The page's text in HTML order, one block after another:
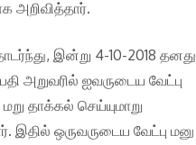
அறிவித்தார்.
இன்று 4-10-2018 தனது
அறுவரில் ஐவருடைய வேட்பு
தாக்கல் செய்யுமாறு
இதில் ஒருவருடைய வேட்பு மனு